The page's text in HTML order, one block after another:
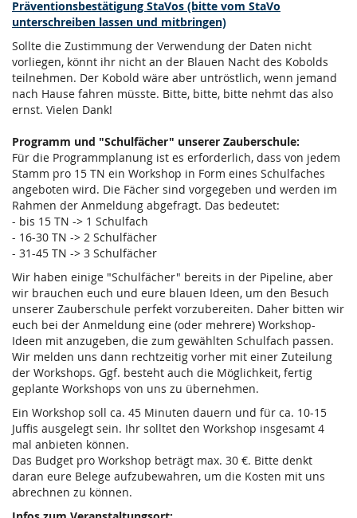
Präventionsbestätigung StaVos (bitte vom StaVo
unterschreiben lassen und mitbringen)
Sollte die Zustimmung der Verwendung der Daten nicht
vorliegen, könnt ihr nicht an der Blauen Nacht des Kobolds
teilnehmen. Der Kobold wäre aber untröstlich, wenn jemand
nach Hause fahren müsste. Bitte, bitte, bitte nehmt das also
ernst. Vielen Dank!
Programm und "Schulfächer" unserer Zauberschule:
Für die Programmplanung ist es erforderlich, dass von jedem
Stamm pro 15 TN ein Workshop in Form eines Schulfaches
angeboten wird. Die Fächer sind vorgegeben und werden im
Rahmen der Anmeldung abgefragt. Das bedeutet:
- bis 15 TN -> 1 Schulfach
- 16-30 TN -> 2 Schulfächer
- 31-45 TN -> 3 Schulfächer
Wir haben einige "Schulfächer" bereits in der Pipeline, aber
wir brauchen euch und eure blauen Ideen, um den Besuch
unserer Zauberschule perfekt vorzubereiten. Daher bitten wir
euch bei der Anmeldung eine (oder mehrere) Workshop-
Ideen mit anzugeben, die zum gewählten Schulfach passen.
Wir melden uns dann rechtzeitig vorher mit einer Zuteilung
der Workshops. Ggf. besteht auch die Möglichkeit, fertig
geplante Workshops von uns zu übernehmen.
Ein Workshop soll ca. 45 Minuten dauern und für ca. 10-15
Juffis ausgelegt sein. Ihr solltet den Workshop insgesamt 4
mal anbieten können.
Das Budget pro Workshop beträgt max. 30 €. Bitte denkt
daran eure Belege aufzubewahren, um die Kosten mit uns
abrechnen zu können.